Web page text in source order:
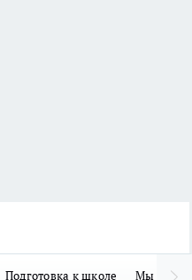
Подготовка к школе Мы в MAX